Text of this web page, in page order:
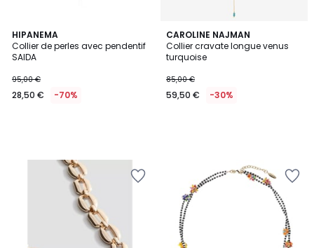
HIPANEMA
Collier de perles avec pendentif
SAIDA
95,00 €
28,50 € -70%
CAROLINE NAJMAN
Collier cravate longue venus
turquoise
85,00 €
59,50 € -30%